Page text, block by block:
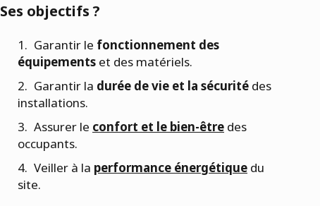
Ses objectifs ?
Garantir le fonctionnement des
équipements et des matériels.
Garantir la durée de vie et la sécurité des
installations.
Assurer le confort et le bien-être des
occupants.
Veiller à la performance énergétique du
site.